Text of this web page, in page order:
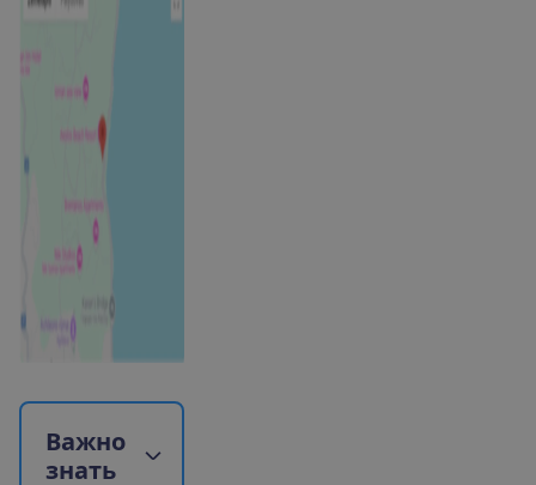
Важно
знать